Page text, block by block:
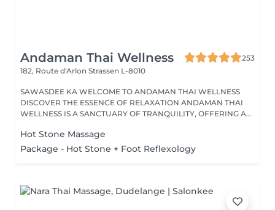
Andaman Thai Wellness
253
182, Route d'Arlon Strassen L-8010
SAWASDEE KA WELCOME TO ANDAMAN THAI WELLNESS
DISCOVER THE ESSENCE OF RELAXATION ANDAMAN THAI
WELLNESS IS A SANCTUARY OF TRANQUILITY, OFFERING A
Hot Stone Massage
Package - Hot Stone + Foot Reflexology